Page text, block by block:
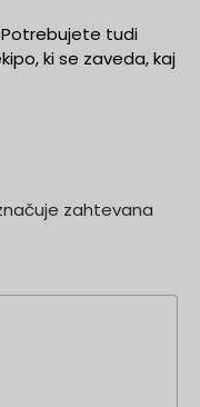
tudi
ki se zaveda, kaj
zahtevana